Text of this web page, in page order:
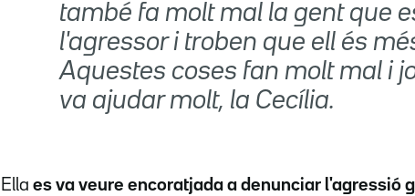
també fa molt mal la gent que
l'agressor i troben que ell és
Aquestes coses fan molt mal i
va ajudar molt, la Cecília.
Ella es va veure encoratjada a denunciar l'agressió